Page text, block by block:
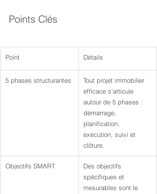
Points Clés
Point Détails
5 phases structurantes
Tout projet immobilier
efficace s’articule
autour de 5 phases :
démarrage,
planification,
exécution, suivi et
clôture.
Objectifs SMART
Des objectifs
spécifiques et
mesurables sont le